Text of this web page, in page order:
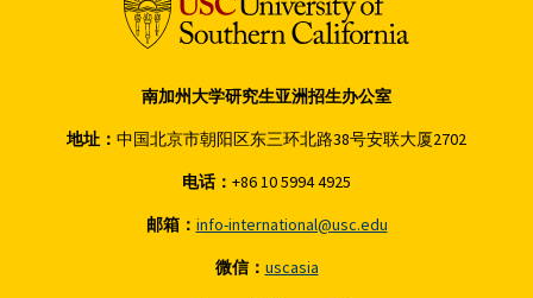
南加州大学研究生亚洲招生办公室
地址： 中国北京市朝阳区东三环北路38号安联大厦2702
电话： +86 10 5994 4925
邮箱： info-international@usc.edu
微信： uscasia